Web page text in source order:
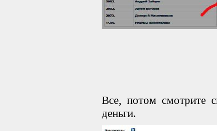
Все, потом смотрите
деньги.